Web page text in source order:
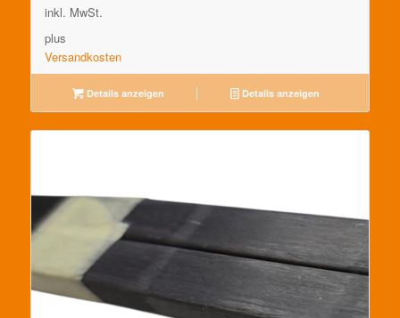
inkl. MwSt.
plus
Versandkosten
Details anzeigen Details anzeigen